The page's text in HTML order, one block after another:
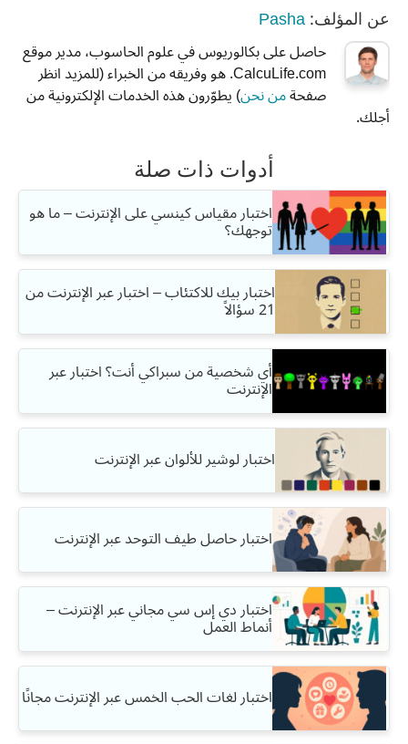
عن المؤلف: Pasha
حاصل على بكالوريوس في علوم الحاسوب، مدير موقع
CalcuLife.com. هو وفريقه من الخبراء (للمزيد انظر
صفحةمن نحن) يطوّرون هذه الخدمات الإلكترونية من
أجلك.
أدوات ذات صلة
اختبار مقياس كينسي على الإنترنت – ما هو
توجهك؟
اختبار بيك للاكتئاب – اختبار عبر الإنترنت من
21 سؤالاً
أي شخصية من سبراكي أنت؟ اختبار عبر
الإنترنت
اختبار لوشير للألوان عبر الإنترنت
اختبار حاصل طيف التوحد عبر الإنترنت
اختبار دي إس سي مجاني عبر الإنترنت –
أنماط العمل
اختبار لغات الحب الخمس عبر الإنترنت مجانًا